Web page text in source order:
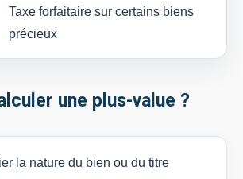
Taxe forfaitaire sur certains biens
précieux
une plus-value ?
la nature du bien ou du titre